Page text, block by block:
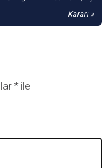
Kararı
* ile